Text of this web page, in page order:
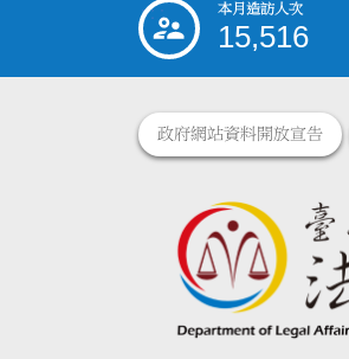
::: 本月造訪人次
15,516
政府網站資料開放宣告